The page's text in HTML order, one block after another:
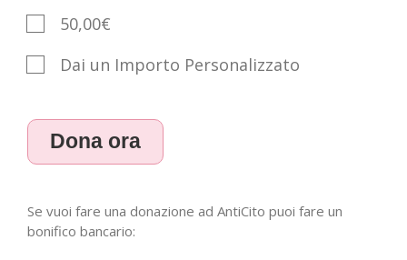
50,00€
Dai un Importo Personalizzato
Dona ora
Se vuoi fare una donazione ad AntiCito puoi fare un
bonifico bancario: